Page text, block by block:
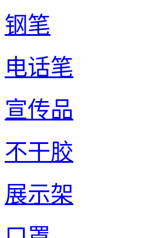
钢笔
电话笔
宣传品
不干胶
展示架